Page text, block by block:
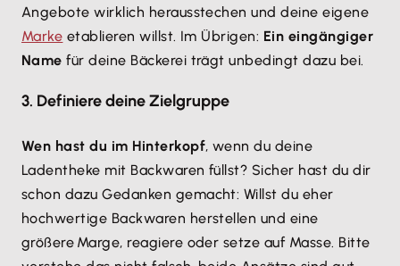
Angebote wirklich herausstechen und deine eigene
Marke etablieren willst. Im Übrigen: Ein eingängiger
Name für deine Bäckerei trägt unbedingt dazu bei.
3. Definiere deine Zielgruppe
Wen hast du im Hinterkopf, wenn du deine
Ladentheke mit Backwaren füllst? Sicher hast du dir
schon dazu Gedanken gemacht: Willst du eher
hochwertige Backwaren herstellen und eine
größere Marge, reagiere oder setze auf Masse. Bitte